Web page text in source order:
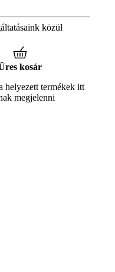
közül
kosár
helyezett termékek itt
megjelenni